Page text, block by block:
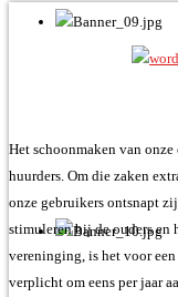
Het schoonmaken van
huurders. Om die zaken
onze gebruikers ontsnapt
stimuleren bij de ouders en
vereninging, is het voor
verplicht om eens per jaar